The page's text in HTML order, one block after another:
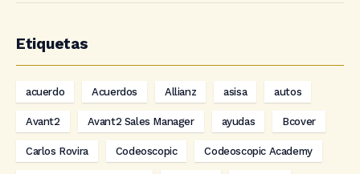
Etiquetas
acuerdo Acuerdos Allianz asisa autos
Avant2 Avant2 Sales Manager ayudas Bcover
Carlos Rovira Codeoscopic Codeoscopic Academy